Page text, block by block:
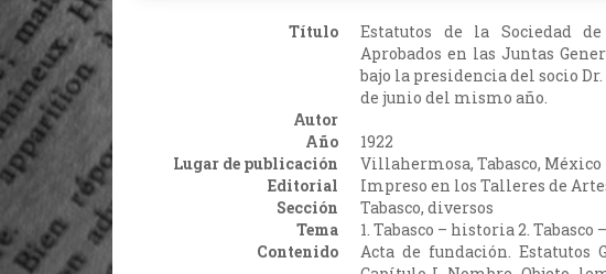
Título
Estatutos de la Sociedad de
Aprobados en las Juntas
bajo la presidencia del socio Dr.
de junio del mismo año.
Autor
Año
1922
Lugar de publicación
Villahermosa, Tabasco, México
Editorial
Impreso en los Talleres de
Sección
Tabasco, diversos
Tema
1. Tabasco – historia 2.
Contenido
Acta de fundación. Estatutos